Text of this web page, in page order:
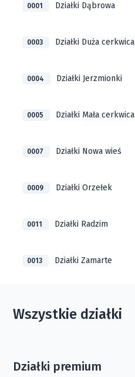
0001 Działki Dąbrowa
0003 Działki Duża cerkwica
0004 Działki Jerzmionki
0005 Działki Mała cerkwica
0007 Działki Nowa wieś
0009 Działki Orzełek
0011 Działki Radzim
0013 Działki Zamarte
Wszystkie działki
Działki premium